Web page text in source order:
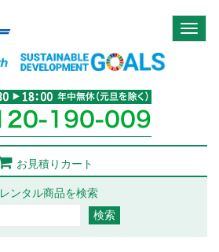
お見積りカート
レンタル商品を検索